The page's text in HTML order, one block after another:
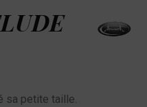
sa petite taille.